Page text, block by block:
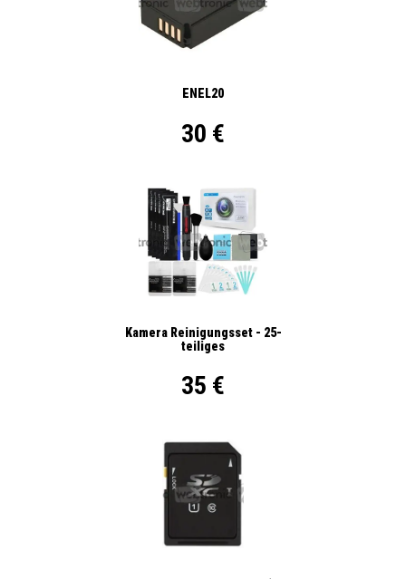
ENEL20
30 €
Kamera Reinigungsset - 25-
teiliges
35 €